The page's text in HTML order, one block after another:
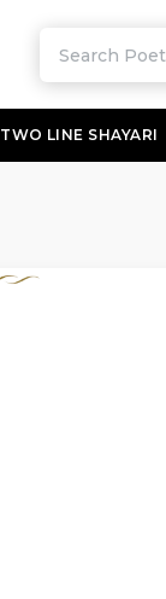
TWO LINE SHAYARI